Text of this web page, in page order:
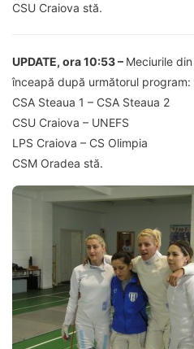
CSU Craiova stă.
UPDATE, ora 10:53 – Meciurile
înceapă după următorul program:
CSA Steaua 1 – CSA Steaua 2
CSU Craiova – UNEFS
LPS Craiova – CS Olimpia
CSM Oradea stă.